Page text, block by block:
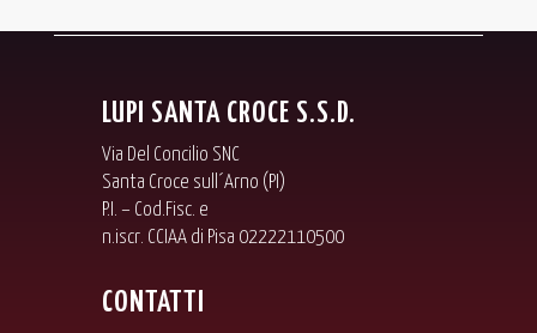
LUPI SANTA CROCE S.S.D.
Via Del Concilio SNC
Santa Croce sull´Arno (PI)
P.I. – Cod.Fisc. e
n.iscr. CCIAA di Pisa 02222110500
CONTATTI